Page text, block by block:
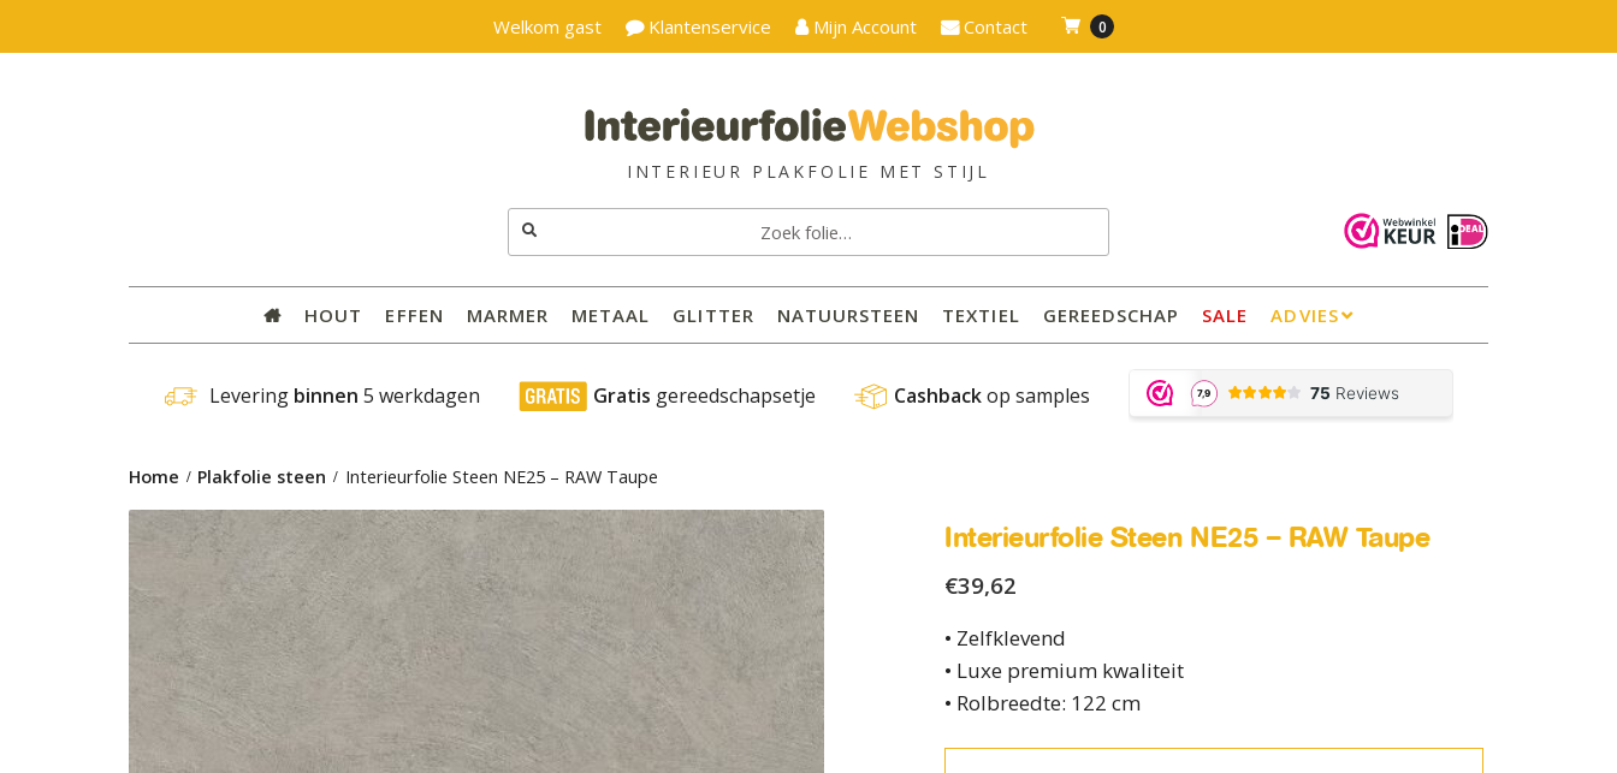
Welkom gast Klantenservice Mijn Account Contact 0
Zoeken
naar:
HOUT EFFEN MARMER METAAL GLITTER NATUURSTEEN TEXTIEL GEREEDSCHAP SALE ADVIES
Levering binnen 5 werkdagen Gratis gereedschapsetje Cashback op samples
Home Plakfolie steen Interieurfolie Steen NE25 – RAW Taupe
Interieurfolie Steen NE25 – RAW Taupe
€39,62
• Zelfklevend
• Luxe premium kwaliteit
• Rolbreedte: 122 cm